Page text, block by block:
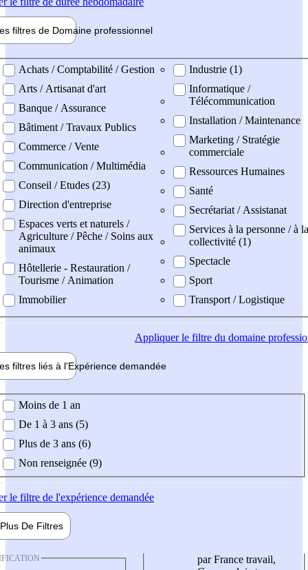
filtres de Domaine professionnel
professionel
Achats / Comptabilité / Gestion
Arts / Artisanat d'art
Banque / Assurance
Bâtiment / Travaux Publics
Commerce / Vente
Communication / Multimédia
Conseil / Etudes (23)
Direction d'entreprise
Espaces verts et naturels /
Agriculture / Pêche / Soins aux
animaux
Hôtellerie - Restauration /
Tourisme / Animation
Immobilier
Industrie (1)
Informatique /
Télécommunication
Installation / Maintenance
Marketing / Stratégie
commerciale
Ressources Humaines
Santé
Secrétariat / Assistanat
Services à la personne / à la
collectivité (1)
Spectacle
Sport
Transport / Logistique
Appliquerle filtre du domaine
filtres liés à l'Expérience demandée
demandée
Moins de 1 an
De 1 à 3 ans (5)
Plus de 3 ans (6)
Non renseignée (9)
le filtre de l'expérience demandée
Plus De Filtres
par France travail,